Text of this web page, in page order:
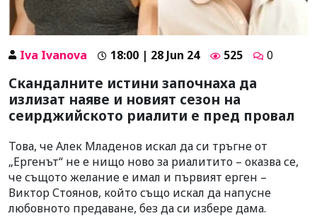
Iva Ivanova 18:00 | 28 Jun 24 525 0
Скандалните истини започнаха да
излизат наяве и новият сезон на
сеирджийското риалити е пред провал
Това, че Алек Младенов искал да си тръгне от
„Ергенът“ не е нищо ново за риалитито – оказва се,
че същото желание е имал и първият ерген –
Виктор Стоянов, който също искал да напусне
любовното предаване, без да си избере дама.